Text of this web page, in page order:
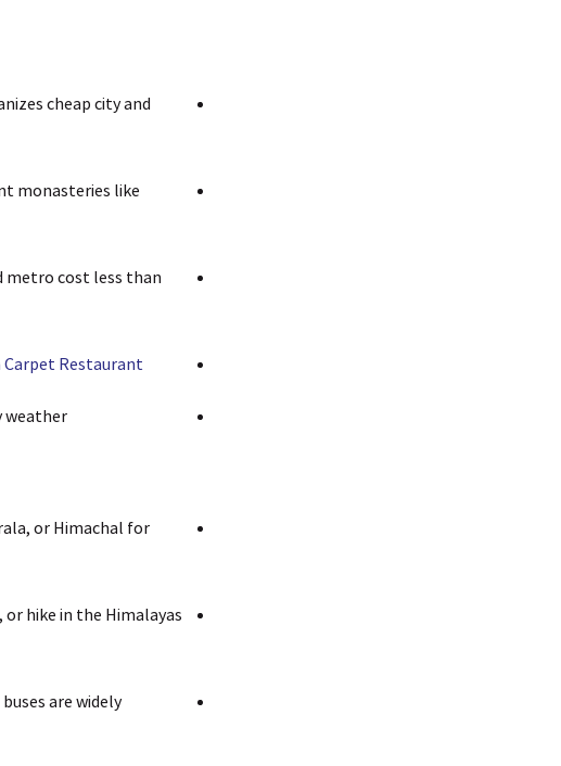
cheap city and
monasteries like
metro cost less than
Carpet Restaurant
or Himachal for
hike in the Himalayas
are widely